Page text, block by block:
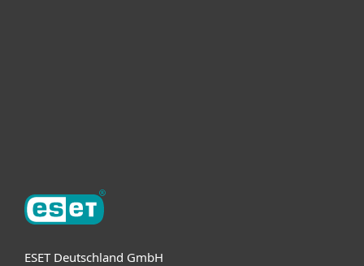
ESET Deutschland GmbH